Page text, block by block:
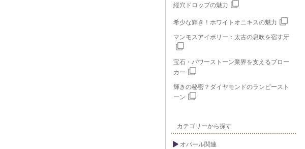
縦穴ドロップの魅力
希少な輝き！ホワイトオニキスの魅力
マンモスアイボリー：太古の息吹を宿す牙
宝石・パワーストーン業界を支えるブロー
カー
輝きの秘密？ダイヤモンドのランピースト
ーン
カテゴリーから探す
オパール関連